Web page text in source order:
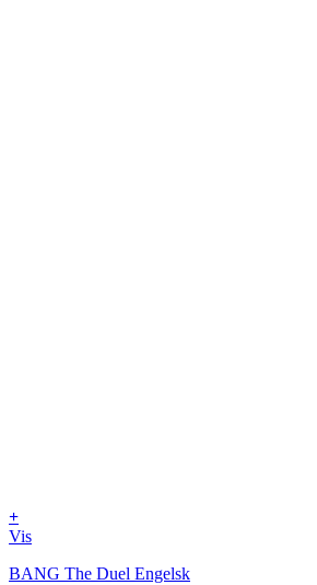
+
Vis
BANG The Duel Engelsk